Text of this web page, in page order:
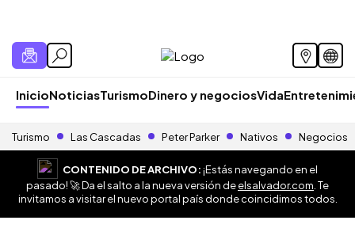
InicioNoticiasTurismoDinero y negociosVida
Turismo Las Cascadas Peter Parker Nativos Negocios
CONTENIDO DE ARCHIVO:¡Estás navegando en el
pasado! 🚀 Da el salto a la nueva versión deelsalvador.com . Te
invitamos a visitar el nuevo portal país donde coincidimos todos.